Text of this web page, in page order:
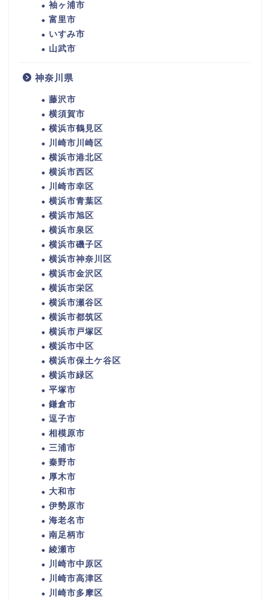
袖ヶ浦市
富里市
いすみ市
山武市
神奈川県
藤沢市
横須賀市
横浜市鶴見区
川崎市川崎区
横浜市港北区
横浜市西区
川崎市幸区
横浜市青葉区
横浜市旭区
横浜市泉区
横浜市磯子区
横浜市神奈川区
横浜市金沢区
横浜市栄区
横浜市瀬谷区
横浜市都筑区
横浜市戸塚区
横浜市中区
横浜市保土ケ谷区
横浜市緑区
平塚市
鎌倉市
逗子市
相模原市
三浦市
秦野市
厚木市
大和市
伊勢原市
海老名市
南足柄市
綾瀬市
川崎市中原区
川崎市高津区
川崎市多摩区